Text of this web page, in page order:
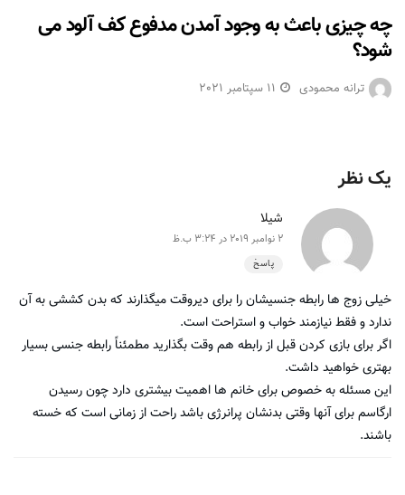
چه چیزی باعث به وجود آمدن مدفوع کف آلود می
شود؟
ترانه محمودی 11 سپتامبر 2021
یک نظر
شیلا
2 نوامبر 2019 در 3:24 ب.ظ
پاسخ
خیلی زوج ها رابطه جنسیشان را برای دیروقت میگذارند که بدن کششی به آن
ندارد و فقط نیازمند خواب و استراحت است.
اگر برای بازی کردن قبل از رابطه هم وقت بگذارید مطمئناً رابطه جنسی بسیار
بهتری خواهید داشت.
این مسئله به خصوص برای خانم ها اهمیت بیشتری دارد چون رسیدن
ارگاسم برای آنها وقتی بدنشان پرانرژی باشد راحت از زمانی است که خسته
باشند.